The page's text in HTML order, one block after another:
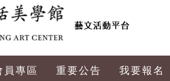
員專區 重要公告 我要報名